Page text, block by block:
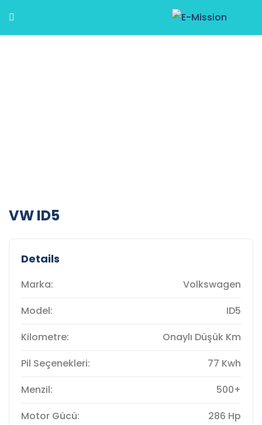
VW ID5
Details
Marka:
Volkswagen
Model:
ID5
Kilometre:
Onaylı Düşük Km
Pil Seçenekleri:
77 Kwh
Menzil:
500+
Motor Gücü:
286 Hp